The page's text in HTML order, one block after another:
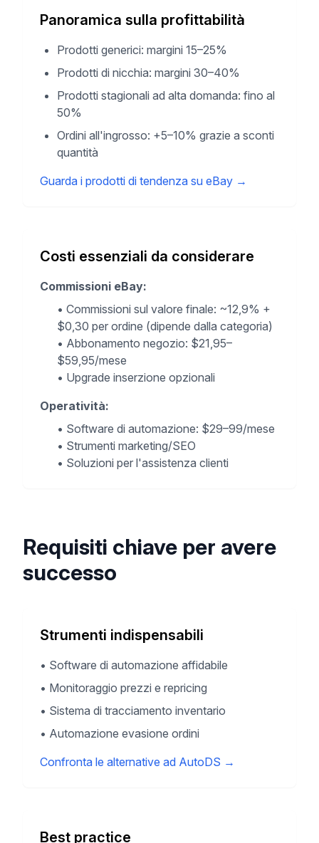
Panoramica sulla profittabilità
Prodotti generici: margini 15–25%
Prodotti di nicchia: margini 30–40%
Prodotti stagionali ad alta domanda: fino al
50%
Ordini all'ingrosso: +5–10% grazie a sconti
quantità
Guarda i prodotti di tendenza su eBay →
Costi essenziali da considerare
Commissioni eBay:
• Commissioni sul valore finale: ~12,9% +
$0,30 per ordine (dipende dalla categoria)
• Abbonamento negozio: $21,95–
$59,95/mese
• Upgrade inserzione opzionali
Operatività:
• Software di automazione: $29–99/mese
• Strumenti marketing/SEO
• Soluzioni per l'assistenza clienti
Requisiti chiave per avere
successo
Strumenti indispensabili
• Software di automazione affidabile
• Monitoraggio prezzi e repricing
• Sistema di tracciamento inventario
• Automazione evasione ordini
Confronta le alternative ad AutoDS →
Best practice